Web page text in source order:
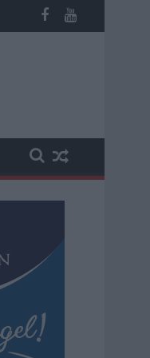
és ez csak az